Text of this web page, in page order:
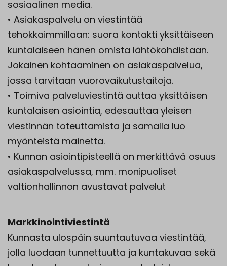
sosiaalinen media.
• Asiakaspalvelu on viestintää
tehokkaimmillaan: suora kontakti yksittäiseen
kuntalaiseen hänen omista lähtökohdistaan.
Jokainen kohtaaminen on asiakaspalvelua,
jossa tarvitaan vuorovaikutustaitoja.
• Toimiva palveluviestintä auttaa yksittäisen
kuntalaisen asiointia, edesauttaa yleisen
viestinnän toteuttamista ja samalla luo
myönteistä mainetta.
• Kunnan asiointipisteellä on merkittävä osuus
asiakaspalvelussa, mm. monipuoliset
valtionhallinnon avustavat palvelut
Markkinointiviestintä
Kunnasta ulospäin suuntautuvaa viestintää,
jolla luodaan tunnettuutta ja kuntakuvaa sekä